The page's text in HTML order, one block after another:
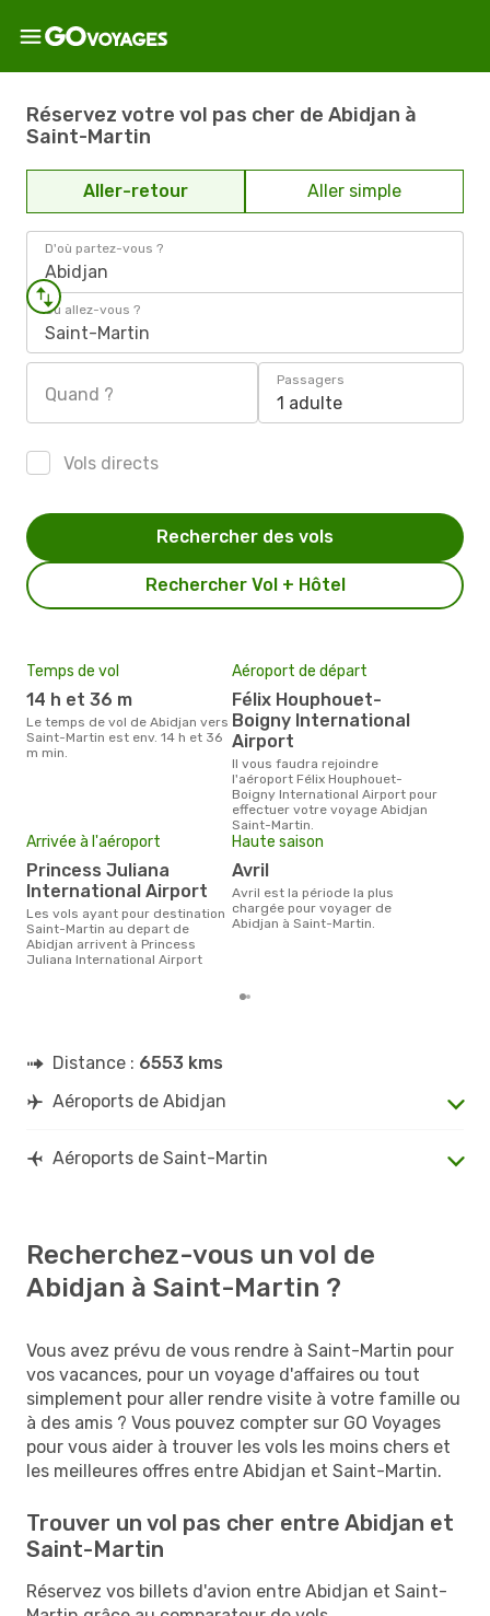
Réservez votre vol pas cher de Abidjan à
Saint-Martin
Aller-retour Aller simple
D'où partez-vous ?
Abidjan
Où allez-vous ?
Saint-Martin
Quand ?
Passagers
1 adulte
Vols directs
Rechercher Vol + Hôtel
Rechercher des vols
Temps de vol
14 h et 36 m
Le temps de vol de Abidjan vers
Saint-Martin est env. 14 h et 36
m min.
Aéroport de départ
Félix Houphouet-
Boigny International
Airport
Il vous faudra rejoindre
l'aéroport Félix Houphouet-
Boigny International Airport pour
effectuer votre voyage Abidjan
Saint-Martin.
Arrivée à l'aéroport
Princess Juliana
International Airport
Les vols ayant pour destination
Saint-Martin au depart de
Abidjan arrivent à Princess
Juliana International Airport
Haute saison
avril
avril est la période la plus
chargée pour voyager de
Abidjan à Saint-Martin.
Distance : 6553 kms
Aéroports de Abidjan
Aéroports de Saint-Martin
Recherchez-vous un vol de
Abidjan à Saint-Martin ?
Vous avez prévu de vous rendre à Saint-Martin pour
vos vacances, pour un voyage d'affaires ou tout
simplement pour aller rendre visite à votre famille ou
à des amis ? Vous pouvez compter sur GO Voyages
pour vous aider à trouver les vols les moins chers et
les meilleures offres entre Abidjan et Saint-Martin.
Trouver un vol pas cher entre Abidjan et
Saint-Martin
Réservez vos billets d'avion entre Abidjan et Saint-